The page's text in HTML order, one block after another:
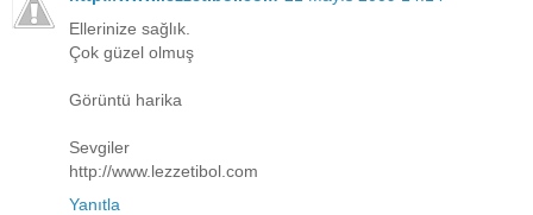
Ellerinize sağlık.
Çok güzel olmuş
Görüntü harika
Sevgiler
http://www.lezzetibol.com
Yanıtla